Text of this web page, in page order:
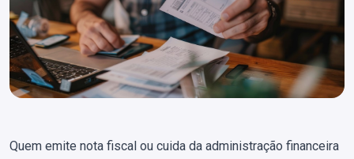
Quem emite nota fiscal ou cuida da administração financeira